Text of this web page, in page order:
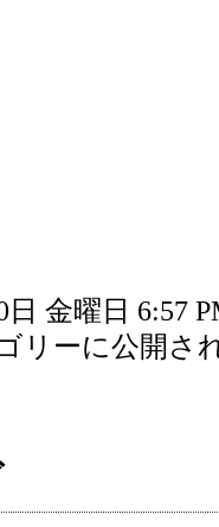
日 金曜日 6:57
リーに公開さ